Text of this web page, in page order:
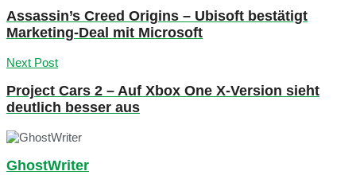
Assassin’s Creed Origins – Ubisoft bestätigt
Marketing-Deal mit Microsoft
Next Post
Project Cars 2 – Auf Xbox One X-Version sieht
deutlich besser aus
GhostWriter